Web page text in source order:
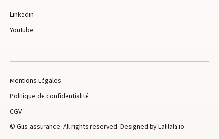
Linkedin
Youtube
Mentions Légales
Politique de confidentialité
CGV
© Gus-assurance. All rights reserved. Designed by Lalilala.io